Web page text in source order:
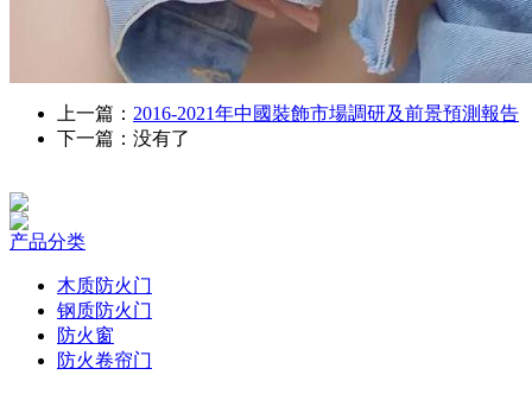
上一篇： 2016-2021年中國裝飾市場調研及前景預測報告
下一篇：没有了
产品分类
木质防火门
钢质防火门
防火窗
防火卷帘门